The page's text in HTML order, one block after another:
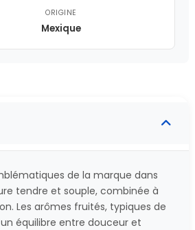
ORIGINE
Mexique
de la marque dans
tendre et souple, combinée à
Les arômes fruités, typiques de
équilibre entre douceur et